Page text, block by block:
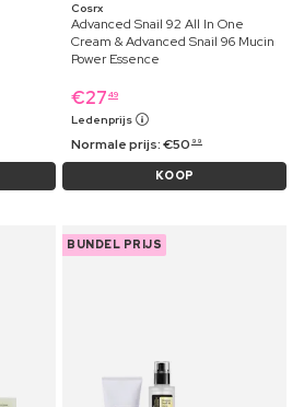
Cosrx
Advanced Snail 92 All In One
Cream & Advanced Snail 96 Mucin
Power Essence
€27 49
Ledenprijs
Normale prijs:€50 99
KOOP
BUNDEL PRIJS